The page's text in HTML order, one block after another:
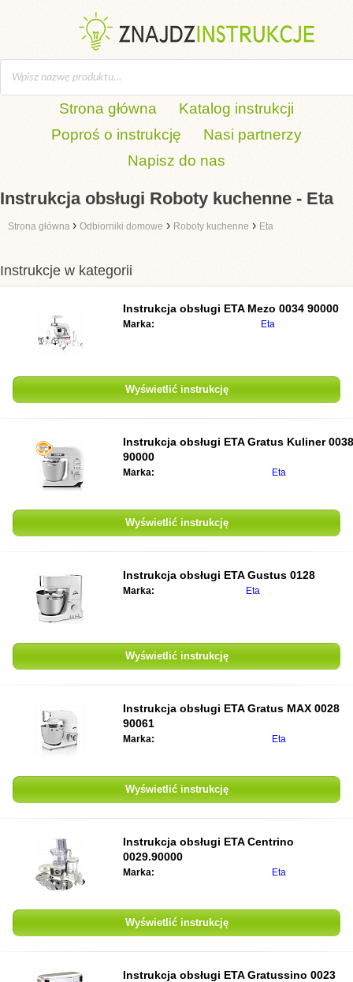
Strona główna
Katalog instrukcji
Poproś o instrukcję
Nasi partnerzy
Napisz do nas
Instrukcja obsługi Roboty kuchenne - Eta
Strona główna › Odbiorniki domowe › Roboty kuchenne › Eta
Instrukcje w kategorii
Instrukcja obsługi ETA Mezo 0034 90000
Marka: Eta
Wyświetlić instrukcję
Instrukcja obsługi ETA Gratus Kuliner 0038
90000
Marka: Eta
Wyświetlić instrukcję
Instrukcja obsługi ETA Gustus 0128
Marka: Eta
Wyświetlić instrukcję
Instrukcja obsługi ETA Gratus MAX 0028
90061
Marka: Eta
Wyświetlić instrukcję
Instrukcja obsługi ETA Centrino
0029.90000
Marka: Eta
Wyświetlić instrukcję
Instrukcja obsługi ETA Gratussino 0023